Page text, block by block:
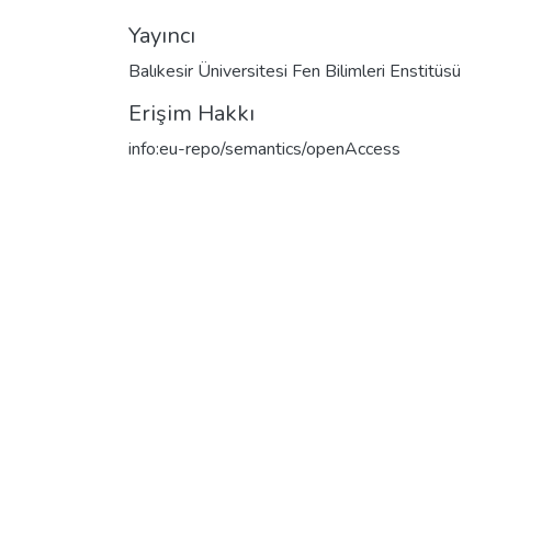
Yayıncı
Balıkesir Üniversitesi Fen Bilimleri Enstitüsü
Erişim Hakkı
info:eu-repo/semantics/openAccess